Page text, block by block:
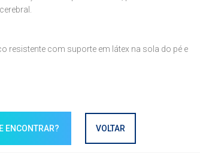
resistente com suporte em látex na sola do pé e
ENCONTRAR? VOLTAR